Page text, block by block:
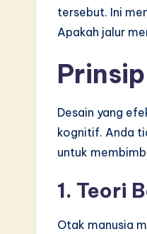
tersebut. Ini
Apakah jalur
Desain yang
kognitif. Anda
untuk
1. Teori
Otak manusia